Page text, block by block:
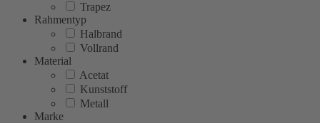
Trapez
Rahmentyp
Halbrand
Vollrand
Material
Acetat
Kunststoff
Metall
Marke